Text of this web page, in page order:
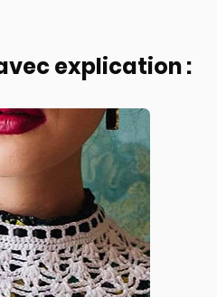
explication :